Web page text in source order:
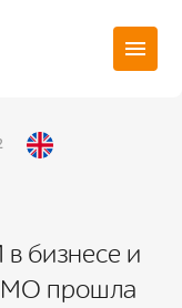
бизнесе и
прошла